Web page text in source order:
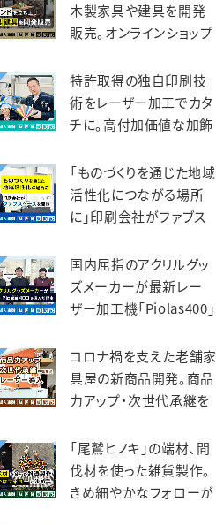
工業様
木製家具や建具を開発
販売。オンラインショップ
大。KIZAIKU C+（阪口銘
木店）様
特許取得の独自印刷技
術をレーザー加工でカタ
チに。高付加価値な加飾
柱へ。智昌加工様
「ものづくりを通じた地域
活性化につながる場所
に」印刷会社がファブス
や印刷工業様
国内屈指のアクリルグッ
ズメーカーが最新レー
ザー加工機「Piolas400」
（北星社グループ）様
コロナ禍を支えた老舗家
具屋の新商品開発。商品
力アップ・次世代承継を
津木工様
「尾鷲ヒノキ」の端材、間
伐材を使った雑貨製作。
きめ細やかなフォローが